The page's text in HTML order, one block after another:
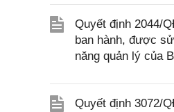
Quyết định 2044/
ban hành, được
năng quản lý của
Quyết định 3072/